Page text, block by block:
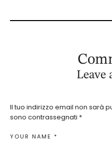
Leave
Il tuo indirizzo email non sarà
sono contrassegnati *
YOUR NAME *